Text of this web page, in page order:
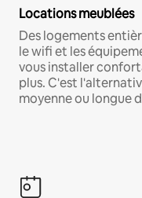
Locations meublées
Des logements
le wifi et les
vous installer
plus. C'est
moyenne ou longue